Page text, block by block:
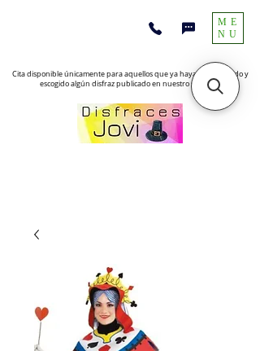
Cita disponible únicamente para aquellos que ya hayan encontrado y
escogido algún disfraz publicado en nuestro sitio web
ME
NU